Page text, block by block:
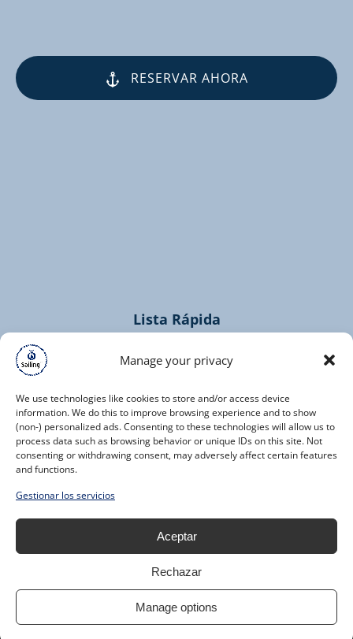
Manage your privacy
We use technologies like cookies to store and/or access device
information. We do this to improve browsing experience and to show
(non-) personalized ads. Consenting to these technologies will allow us to
process data such as browsing behavior or unique IDs on this site. Not
consenting or withdrawing consent, may adversely affect certain features
and functions.
Gestionar los servicios
Aceptar
Rechazar
Manage options
RESERVAR AHORA
Lista Rápida
Home
Contactos
in
new
window)
Declaración De Privacidad Y Cookies